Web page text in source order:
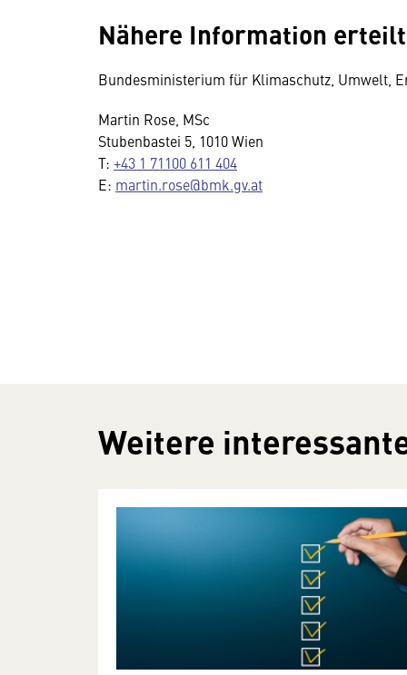
Nähere Information
Bundesministerium für Klimaschutz, Umwelt,
Martin Rose, MSc
Stubenbastei 5, 1010 Wien
T: +43 1 71100 611 404
E: martin.rose@bmk.gv.at
Weitere